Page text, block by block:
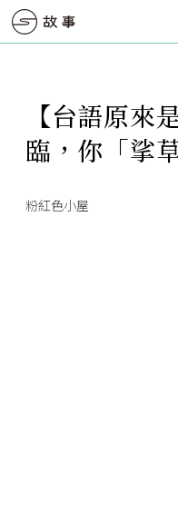
【台語原來
臨，你「挲
粉紅色小屋